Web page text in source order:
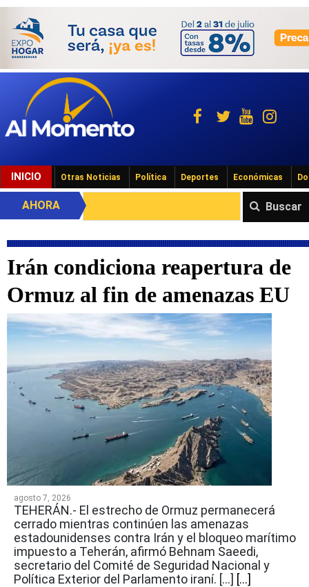
INICIO Otras Noticias Política Deportes Económicas
Buscar
AHORA
Irán condiciona reapertura de
Ormuz al fin de amenazas EU
agosto 7, 2026
TEHERÁN.- El estrecho de Ormuz permanecerá
cerrado mientras continúen las amenazas
estadounidenses contra Irán y el bloqueo marítimo
impuesto a Teherán, afirmó Behnam Saeedi,
secretario del Comité de Seguridad Nacional y
Política Exterior del Parlamento iraní. […] [...]